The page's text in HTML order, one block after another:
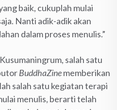
baik, cukuplah mulai
Nanti adik-adik akan
dalam proses menulis.”
salah satu
BuddhaZinememberikan
salah satu kegiatan terapi
menulis, berarti telah